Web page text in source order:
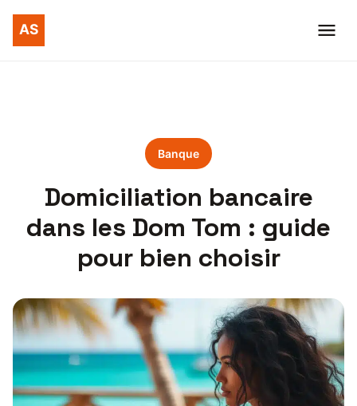
Banque
Domiciliation bancaire
dans les Dom Tom : guide
pour bien choisir